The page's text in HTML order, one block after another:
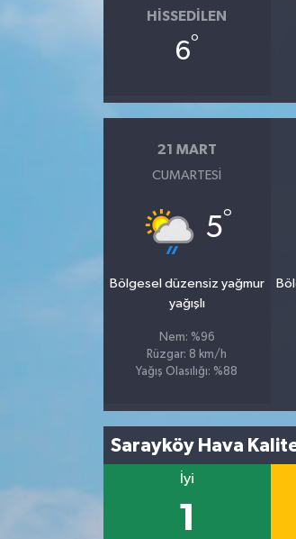
HISSEDILEN
6°
21 MART
CUMARTESI
5°
Bölgesel düzensiz yağmur
yağışlı
Nem: %96
Rüzgar: 8 km/h
Yağış Olasılığı: %88
Sarayköy Hava
İyi
1